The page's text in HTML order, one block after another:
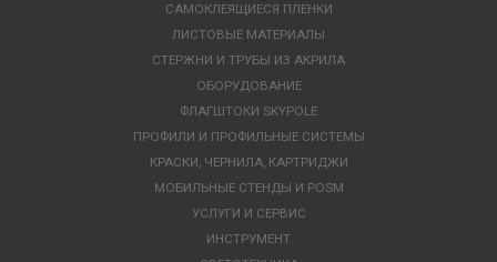
САМОКЛЕЯЩИЕСЯ ПЛЕНКИ
ЛИСТОВЫЕ МАТЕРИАЛЫ
СТЕРЖНИ И ТРУБЫ ИЗ АКРИЛА
ОБОРУДОВАНИЕ
ФЛАГШТОКИ SKYPOLE
ПРОФИЛИ И ПРОФИЛЬНЫЕ СИСТЕМЫ
КРАСКИ, ЧЕРНИЛА, КАРТРИДЖИ
МОБИЛЬНЫЕ СТЕНДЫ И POSM
УСЛУГИ И СЕРВИС
ИНСТРУМЕНТ